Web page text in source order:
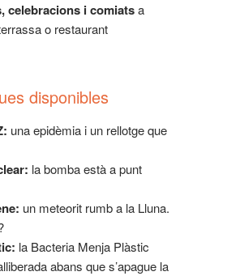
celebracions i comiatsa
o restaurant
disponibles
una epidèmia i un rellotge que
la bomba està a punt
un meteorit rumb a la Lluna.
la Bacteria Menja Plàstic
abans que s’apague la